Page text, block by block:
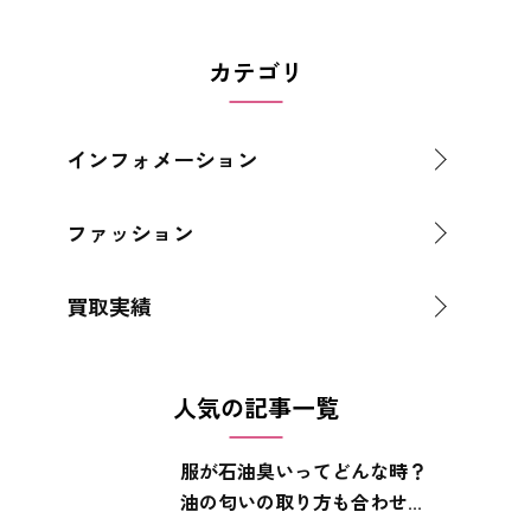
カテゴリ
インフォメーション
ファッション
買取実績
人気の記事一覧
服が石油臭いってどんな時？
油の匂いの取り方も合わせ...